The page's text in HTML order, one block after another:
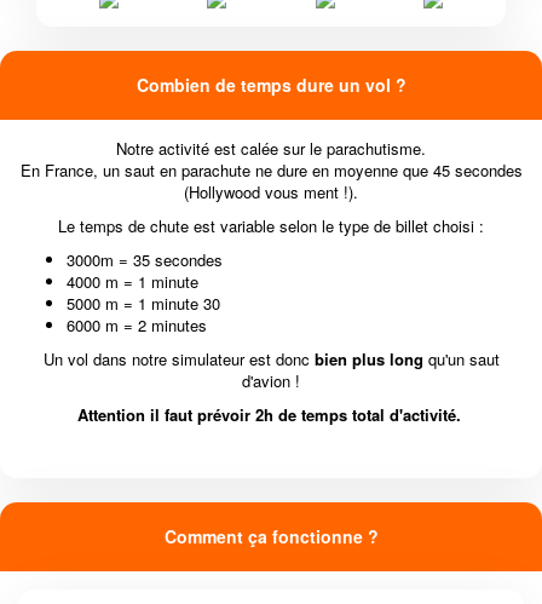
Combien de temps dure un vol ?
Notre activité est calée sur le parachutisme.
En France, un saut en parachute ne dure en moyenne que 45 secondes
(Hollywood vous ment !).
Le temps de chute est variable selon le type de billet choisi :
3000m = 35 secondes
4000 m = 1 minute
5000 m = 1 minute 30
6000 m = 2 minutes
Un vol dans notre simulateur est donc bien plus long qu'un saut
d'avion !
Attention il faut prévoir 2h de temps total d'activité.
Comment ça fonctionne ?